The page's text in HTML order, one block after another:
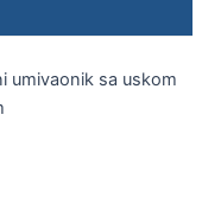
umivaonik sa uskom